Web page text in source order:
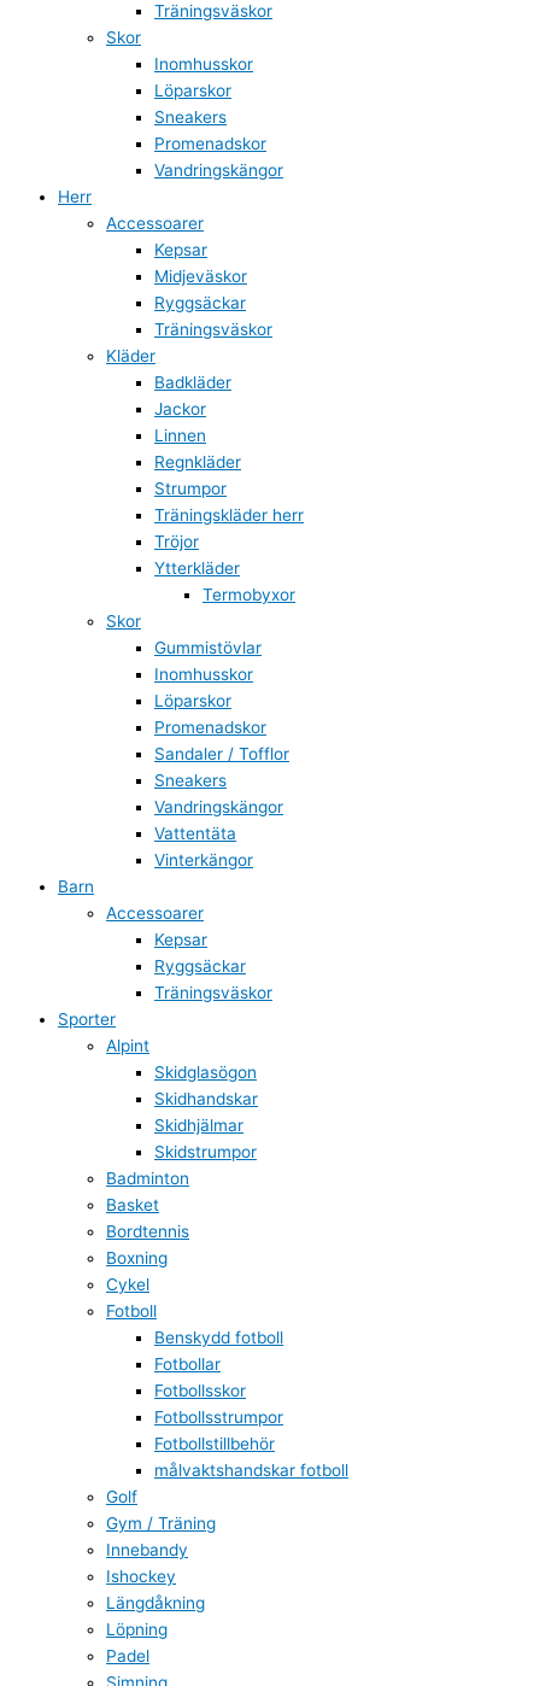
Träningsväskor
Skor
Inomhusskor
Löparskor
Sneakers
Promenadskor
Vandringskängor
Herr
Accessoarer
Kepsar
Midjeväskor
Ryggsäckar
Träningsväskor
Kläder
Badkläder
Jackor
Linnen
Regnkläder
Strumpor
Träningskläder herr
Tröjor
Ytterkläder
Termobyxor
Skor
Gummistövlar
Inomhusskor
Löparskor
Promenadskor
Sandaler / Tofflor
Sneakers
Vandringskängor
Vattentäta
Vinterkängor
Barn
Accessoarer
Kepsar
Ryggsäckar
Träningsväskor
Sporter
Alpint
Skidglasögon
Skidhandskar
Skidhjälmar
Skidstrumpor
Badminton
Basket
Bordtennis
Boxning
Cykel
Fotboll
Benskydd fotboll
Fotbollar
Fotbollsskor
Fotbollsstrumpor
Fotbollstillbehör
målvaktshandskar fotboll
Golf
Gym / Träning
Innebandy
Ishockey
Längdåkning
Löpning
Padel